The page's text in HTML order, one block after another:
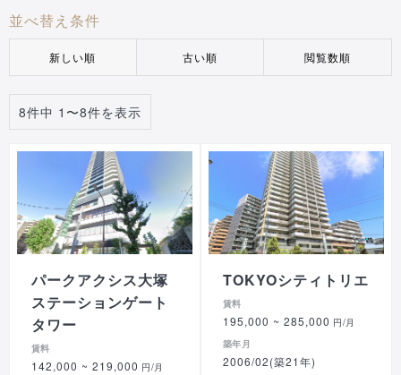
並べ替え条件
新しい順 古い順 閲覧数順
8件中 1〜8件を表示
パークアクシス大塚
ステーションゲート
タワー
賃料
142,000 ~ 219,000 円/月
TOKYOシティトリエ
賃料
195,000 ~ 285,000 円/月
築年月
2006/02(築21年)